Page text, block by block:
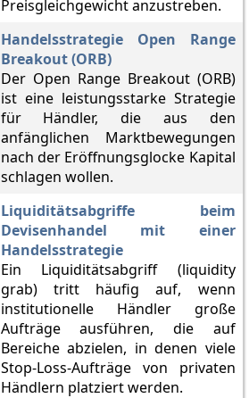
Preisgleichgewicht anzustreben.
Handelsstrategie Open Range
Breakout (ORB)
Der Open Range Breakout (ORB)
ist eine leistungsstarke Strategie
für Händler, die aus den
anfänglichen Marktbewegungen
nach der Eröffnungsglocke Kapital
schlagen wollen.
Liquiditätsabgriffe beim
Devisenhandel mit einer
Handelsstrategie
Ein Liquiditätsabgriff (liquidity
grab) tritt häufig auf, wenn
institutionelle Händler große
Aufträge ausführen, die auf
Bereiche abzielen, in denen viele
Stop-Loss-Aufträge von privaten
Händlern platziert werden.